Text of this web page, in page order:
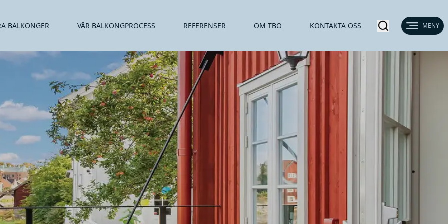
BALKONGER VÅR BALKONGPROCESS REFERENSER OM TBO KONTAKTA OSS MENY